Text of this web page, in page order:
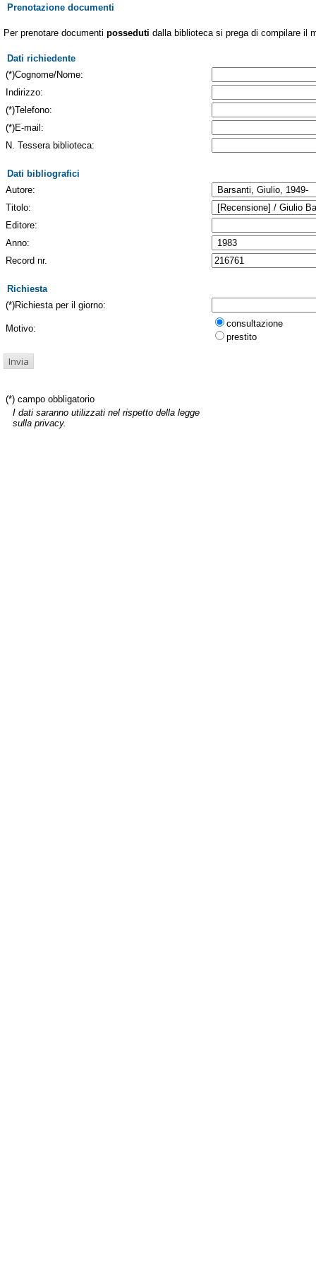
Prenotazione documenti
Per prenotare documenti posseduti dalla biblioteca si prega di compilare il
Dati richiedente
(*)Cognome/Nome:
Indirizzo:
(*)Telefono:
(*)E-mail:
N. Tessera biblioteca:
Dati bibliografici
Autore:
Titolo:
Editore:
Anno:
Record nr.
Richiesta
(*)Richiesta per il giorno:
Motivo:
consultazione
prestito
(*) campo obbligatorio
I dati saranno utilizzati nel rispetto della legge
sulla privacy.